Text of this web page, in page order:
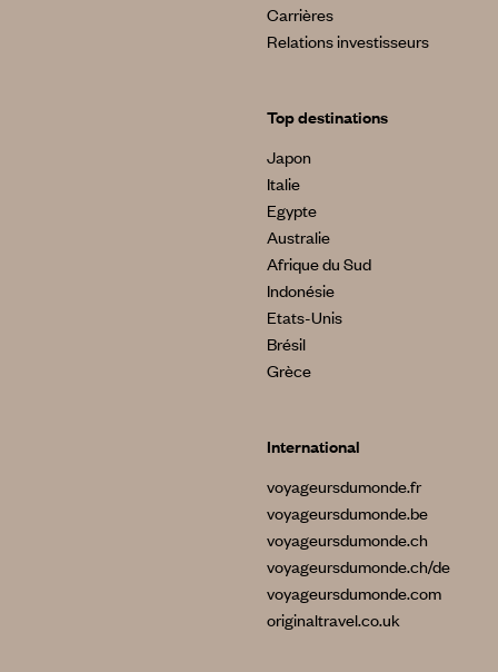
Carrières
Relations investisseurs
Top destinations
Japon
Italie
Egypte
Australie
Afrique du Sud
Indonésie
Etats-Unis
Brésil
Grèce
International
voyageursdumonde.fr
voyageursdumonde.be
voyageursdumonde.ch
voyageursdumonde.ch/de
voyageursdumonde.com
originaltravel.co.uk